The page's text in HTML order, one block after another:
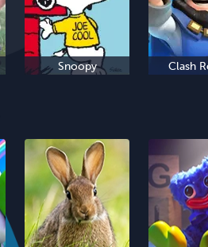
Snoopy Clash